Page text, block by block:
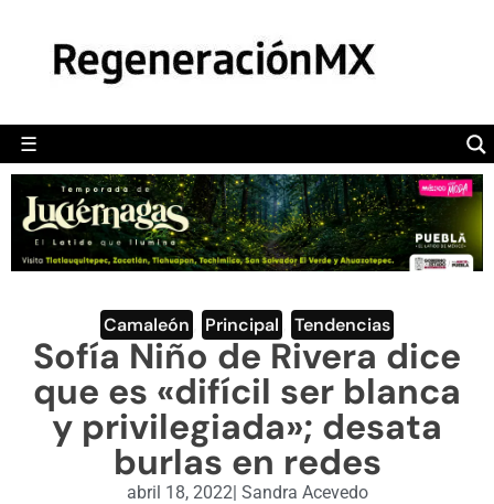
☰
POLÍTICA
CAMALEÓN
OPINIÓN
DEPORTES
ENGLISH SECTION
VIDEOS
Camaleón Principal Tendencias
Sofía Niño de Rivera dice
que es «difícil ser blanca
y privilegiada»; desata
burlas en redes
abril 18, 2022| Sandra Acevedo